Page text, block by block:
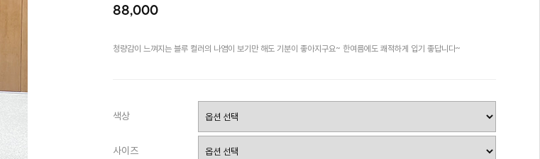
88,000
청량감이 느껴지는 블루 컬러의 나염이 보기만 해도 기분이 좋아지구요~ 한여름에도 쾌적하게 입기 좋답니다~
색상
사이즈